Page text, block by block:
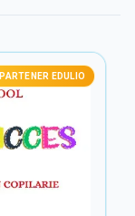
PARTENER EDULIO